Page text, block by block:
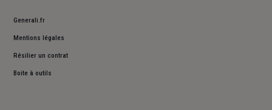
Generali.fr
Mentions légales
Résilier un contrat
Boite à outils